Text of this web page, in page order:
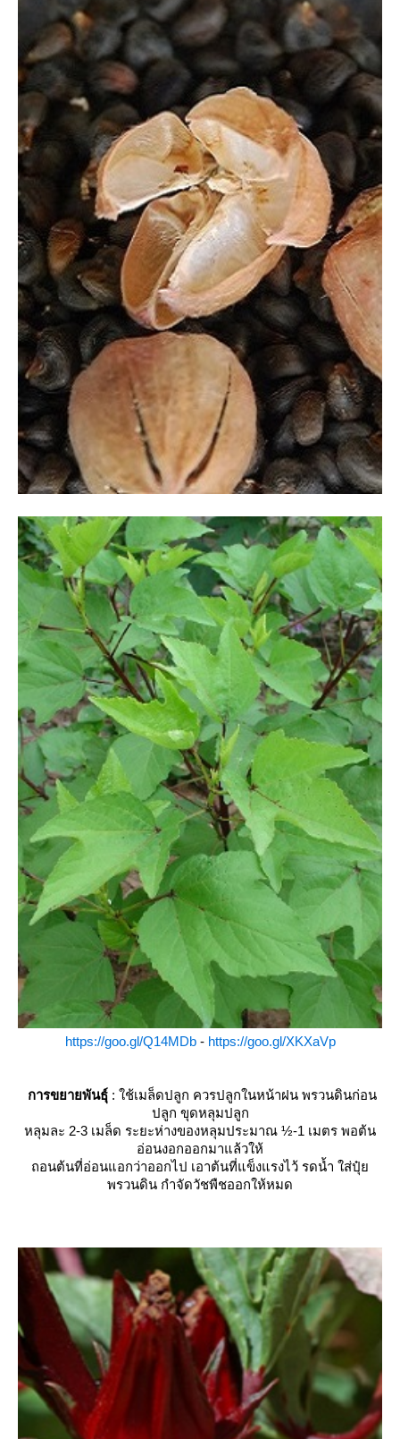
https://goo.gl/Q14MDb- https://goo.gl/XKXaVp
การขยายพันธุ์: ใช้เมล็ดปลูก ควรปลูกในหน้าฝน พรวนดินก่อน
ปลูก ขุดหลุมปลูก
หลุมละ 2-3 เมล็ด ระยะห่างของหลุมประมาณ ½-1 เมตร พอต้น
อ่อนงอกออกมาแล้วให้
ถอนต้นที่อ่อนแอกว่าออกไป เอาต้นที่แข็งแรงไว้ รดน้ำ ใส่ปุ๋
พรวนดิน กำจัดวัชพืชออกให้หมด